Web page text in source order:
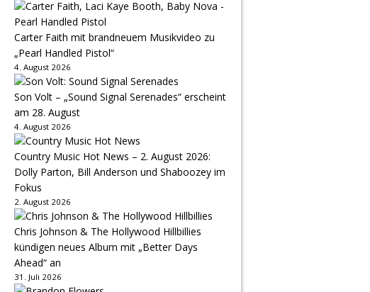
Carter Faith mit brandneuem Musikvideo zu
„Pearl Handled Pistol“
4. August 2026
Son Volt – „Sound Signal Serenades“ erscheint
am 28. August
4. August 2026
Country Music Hot News – 2. August 2026:
Dolly Parton, Bill Anderson und Shaboozey im
Fokus
2. August 2026
Chris Johnson & The Hollywood Hillbillies
kündigen neues Album mit „Better Days
Ahead“ an
31. Juli 2026